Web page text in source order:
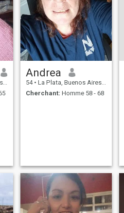
Andrea
54 • La Plata, Buenos Aires, Argentine
Cherchant: Homme 58 - 68